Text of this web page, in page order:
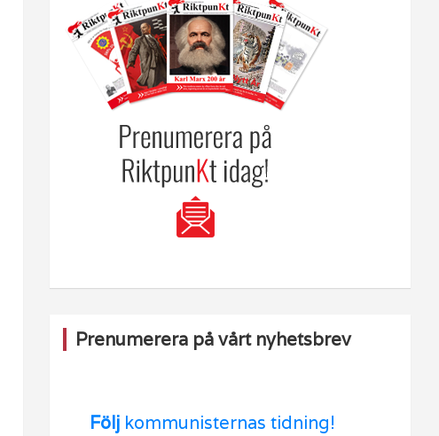
Prenumerera på vårt nyhetsbrev
Följ kommunisternas tidning!